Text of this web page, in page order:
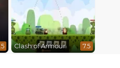
Clash of Armour 7.5